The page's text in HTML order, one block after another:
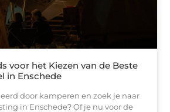
voor het Kiezen van de Beste
in Enschede
door kamperen en zoek je naar
in Enschede? Of je nu voor de